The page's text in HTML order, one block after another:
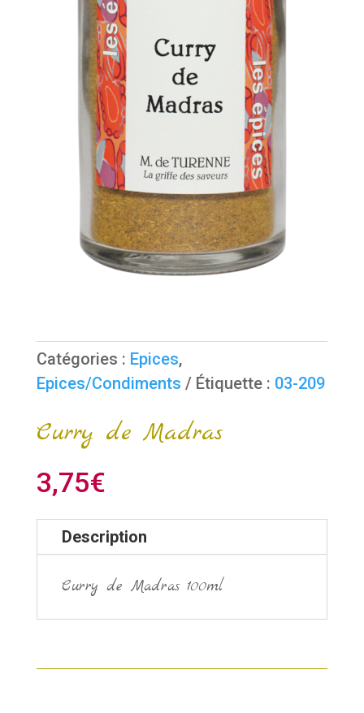
Catégories : Epices,
Epices/Condiments
Étiquette : 03-209
Curry de Madras
3,75€
Description
Curry de Madras 100ml